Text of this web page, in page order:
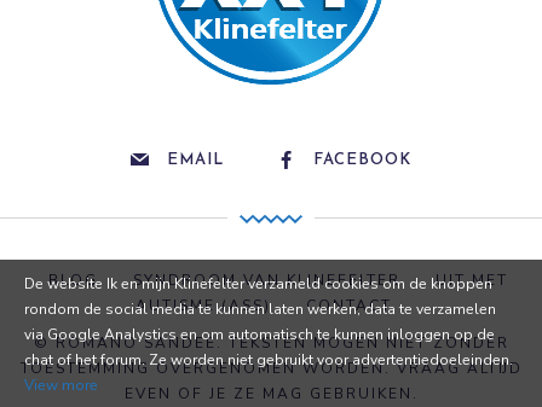
EMAIL FACEBOOK
BLOG SYNDROOM VAN KLINEFELTER
UIT MET
AUTISME (ASS)
CONTACT
© ROMANO SANDEE. TEKSTEN MOGEN NIET ZONDER
TOESTEMMING OVERGENOMEN WORDEN. VRAAG ALTIJD
EVEN OF JE ZE MAG GEBRUIKEN.
De website Ik en mijn Klinefelter verzameld cookies om de knoppen
rondom de social media te kunnen laten werken, data te verzamelen
via Google Analystics en om automatisch te kunnen inloggen op de
chat of het forum. Ze worden niet gebruikt voor advertentiedoeleinden.
View more